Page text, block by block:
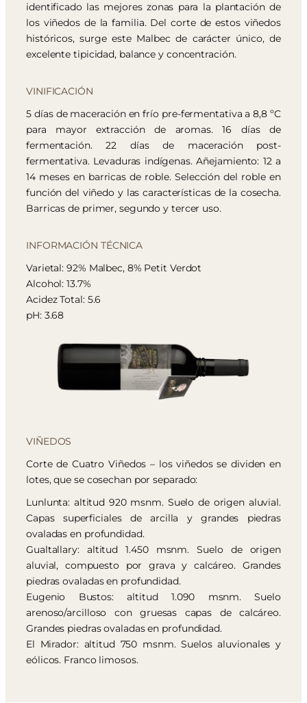
identificado las mejores zonas para la plantación de
los viñedos de la familia. Del corte de estos viñedos
históricos, surge este Malbec de carácter único, de
excelente tipicidad, balance y concentración.
VINIFICACIÓN
5 días de maceración en frío pre-fermentativa a 8,8 ºC
para mayor extracción de aromas. 16 días de
fermentación. 22 días de maceración post-
fermentativa. Levaduras indígenas. Añejamiento: 12 a
14 meses en barricas de roble. Selección del roble en
función del viñedo y las características de la cosecha.
Barricas de primer, segundo y tercer uso.
INFORMACIÓN TÉCNICA
Varietal: 92% Malbec, 8% Petit Verdot
Alcohol: 13.7%
Acidez Total: 5.6
pH: 3.68
VIÑEDOS
Corte de Cuatro Viñedos – los viñedos se dividen en
lotes, que se cosechan por separado:
Lunlunta: altitud 920 msnm. Suelo de origen aluvial.
Capas superficiales de arcilla y grandes piedras
ovaladas en profundidad.
Gualtallary: altitud 1.450 msnm. Suelo de origen
aluvial, compuesto por grava y calcáreo. Grandes
piedras ovaladas en profundidad.
Eugenio Bustos: altitud 1.090 msnm. Suelo
arenoso/arcilloso con gruesas capas de calcáreo.
Grandes piedras ovaladas en profundidad.
El Mirador: altitud 750 msnm. Suelos aluvionales y
eólicos. Franco limosos.